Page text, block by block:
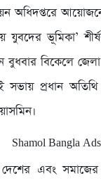
অধিদপ্তরে আয়োজনে
যুবদের ভূমিকা’
বুধবার বিকেলে
প্রধান অতিথি
এবং সমাজের